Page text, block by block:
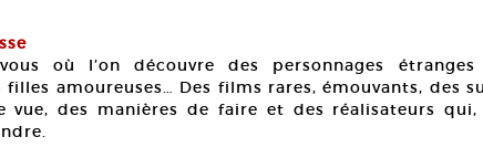
où l’on découvre des personnages étranges
amoureuses… Des films rares, émouvants, des
vue, des manières de faire et des réalisateurs qui,